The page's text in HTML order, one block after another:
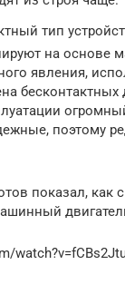
тип
на основе
явления,
поэтому
показал, как